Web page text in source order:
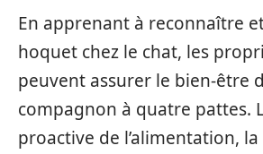
En apprenant à reconnaître
hoquet chez le chat, les
peuvent assurer le bien-être
compagnon à quatre pattes.
proactive de l’alimentation,